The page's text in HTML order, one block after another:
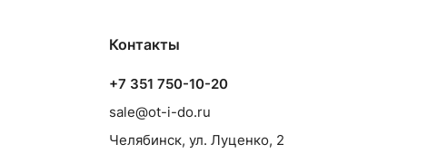
Контакты
+7 351 750-10-20
sale@ot-i-do.ru
Челябинск, ул. Луценко, 2